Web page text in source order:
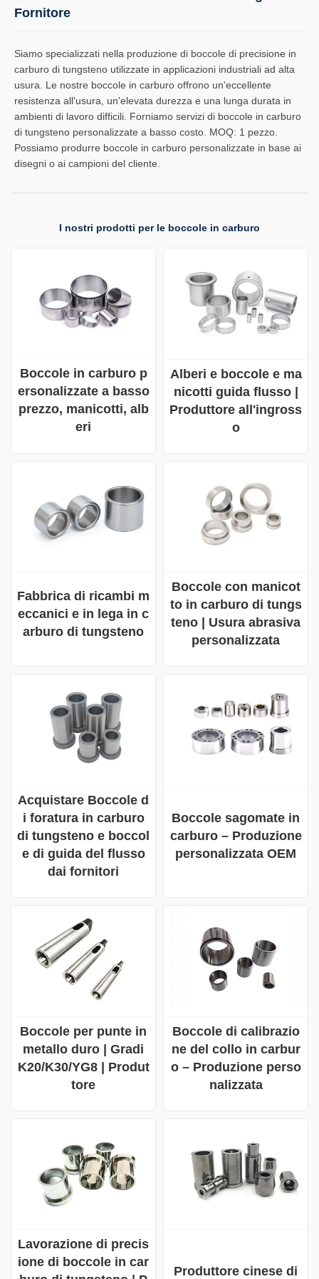
Fornitore
Siamo specializzati nella produzione di boccole di precisione in
carburo di tungsteno utilizzate in applicazioni industriali ad alta
usura. Le nostre boccole in carburo offrono un'eccellente
resistenza all'usura, un'elevata durezza e una lunga durata in
ambienti di lavoro difficili. Forniamo servizi di boccole in carburo
di tungsteno personalizzate a basso costo. MOQ: 1 pezzo.
Possiamo produrre boccole in carburo personalizzate in base ai
disegni o ai campioni del cliente.
I nostri prodotti per le boccole in carburo
Boccole in carburo p
ersonalizzate a basso
prezzo, manicotti, alb
eri
Alberi e boccole e ma
nicotti guida flusso |
Produttore all'ingross
o
Fabbrica di ricambi m
eccanici e in lega in c
arburo di tungsteno
Boccole con manicot
to in carburo di tungs
teno | Usura abrasiva
personalizzata
Acquistare Boccole d
i foratura in carburo
di tungsteno e boccol
e di guida del flusso
dai fornitori
Boccole sagomate in
carburo – Produzione
personalizzata OEM
Boccole per punte in
metallo duro | Gradi
K20/K30/YG8 | Produt
tore
Boccole di calibrazio
ne del collo in carbur
o – Produzione perso
nalizzata
Lavorazione di precis
ione di boccole in car
Produttore cinese di